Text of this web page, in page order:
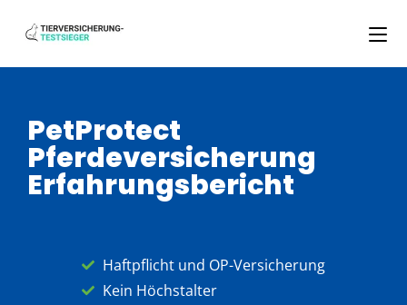
PetProtect
Pferdeversicherung
Erfahrungsbericht
Haftpflicht und OP-Versicherung
Kein Höchstalter